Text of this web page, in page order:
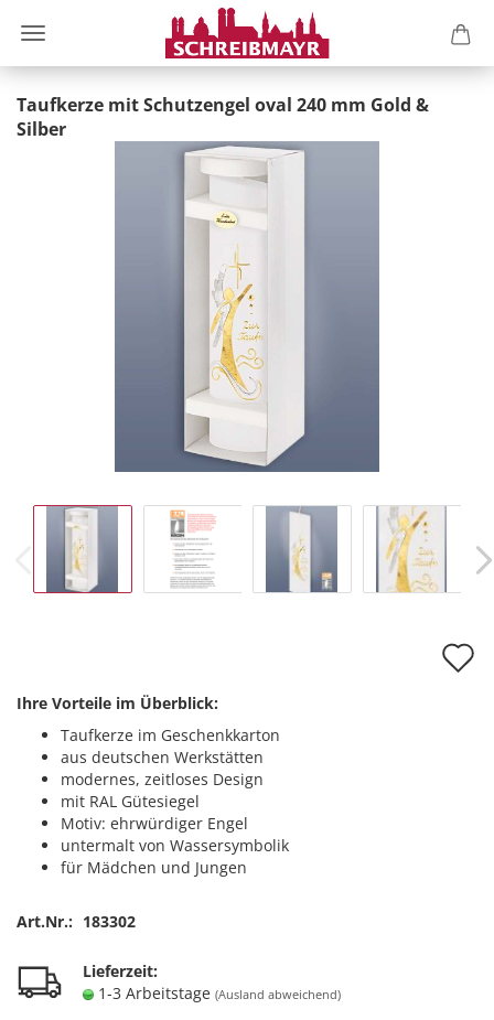
Taufkerze mit Schutzengel oval 240 mm Gold &
Silber
Ihre Vorteile im Überblick:
Taufkerze im Geschenkkarton
aus deutschen Werkstätten
modernes, zeitloses Design
mit RAL Gütesiegel
Motiv: ehrwürdiger Engel
untermalt von Wassersymbolik
für Mädchen und Jungen
Art.Nr.: 183302
Lieferzeit:
1-3 Arbeitstage (Ausland abweichend)